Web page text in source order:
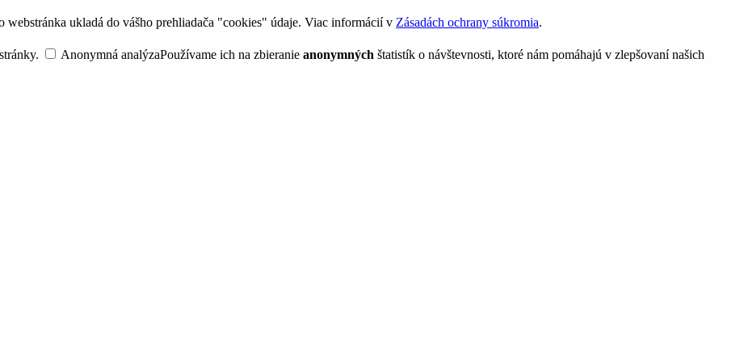
webstránka ukladá do vášho prehliadača "cookies" údaje. Viac informácií v Zásadách ochrany súkromia.
Anonymná analýzaPoužívame ich na zbieranie anonymných štatistík o návštevnosti, ktoré nám pomáhajú v zlepšovaní našich